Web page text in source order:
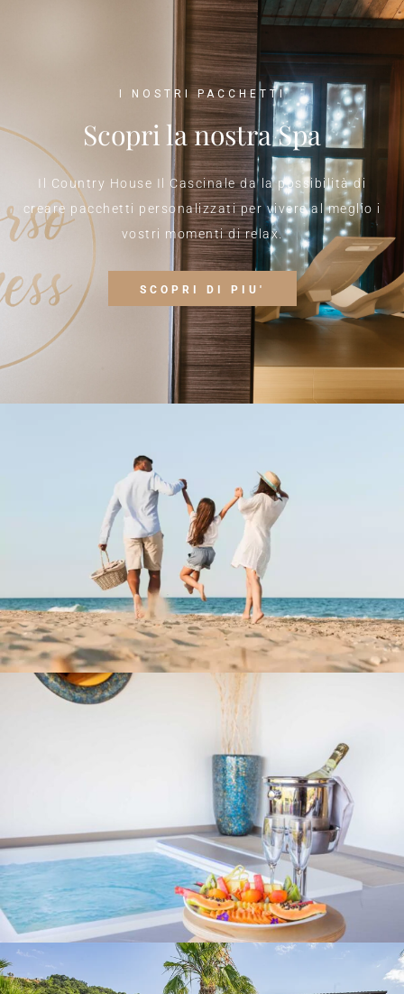
I NOSTRI PACCHETTI
Scopri la nostra Spa
Il Country House Il Cascinale da la possibilità di
creare pacchetti personalizzati per vivere al meglio i
vostri momenti di relax.
SCOPRI DI PIU'
Estate al Cascinale
Pacchetti Daily Spa